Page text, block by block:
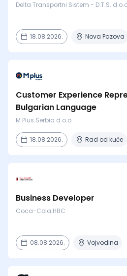
Delta Transportni Sistem - D.T.S.
18.08.2026. Nova Pazova
Customer Experience
Bulgarian Language
M Plus Serbia d.o.o.
18.08.2026. Rad od kuće
Business Developer
Coca-Cola HBC
08.08.2026. Vojvodina